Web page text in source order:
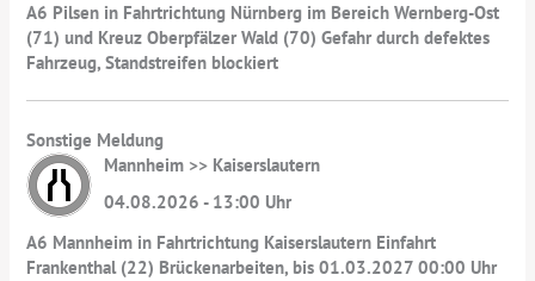
A6 Pilsen in Fahrtrichtung Nürnberg im Bereich Wernberg-Ost
(71) und Kreuz Oberpfälzer Wald (70) Gefahr durch defektes
Fahrzeug, Standstreifen blockiert
Sonstige Meldung
Mannheim >> Kaiserslautern
04.08.2026 - 13:00 Uhr
A6 Mannheim in Fahrtrichtung Kaiserslautern Einfahrt
Frankenthal (22) Brückenarbeiten, bis 01.03.2027 00:00 Uhr